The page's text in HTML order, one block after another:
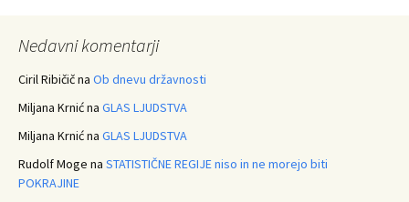
Nedavni komentarji
Ciril Ribičična Ob dnevu državnosti
Miljana Krnićna GLAS LJUDSTVA
Miljana Krnićna GLAS LJUDSTVA
Rudolf Moge na STATISTIČNE REGIJE niso in ne morejo biti
POKRAJINE